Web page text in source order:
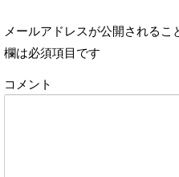
メールアドレスが公開されるこ
欄は必須項目です
コメント